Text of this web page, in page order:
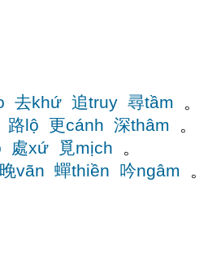
去khứ 追truy 尋tầm 。
路lộ 更cánh 深thâm 。
處xứ 覓mịch 。
晚vãn 蟬thiền 吟ngâm 。